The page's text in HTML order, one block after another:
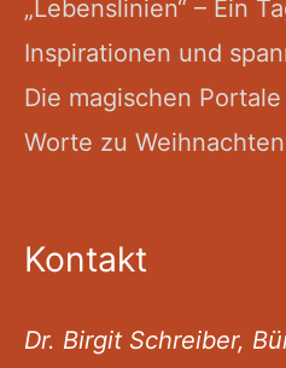
„Lebenslinien“ – Ein
Inspirationen und
Die magischen Portale
Worte zu Weihnachten
Kontakt
Dr. Birgit Schreiber,